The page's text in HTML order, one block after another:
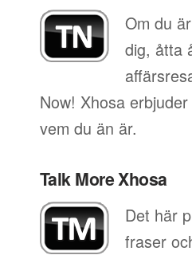
Om du
dig, åtta
Now! Xhosa
vem du än är.
Talk More Xhosa
Det här
fraser